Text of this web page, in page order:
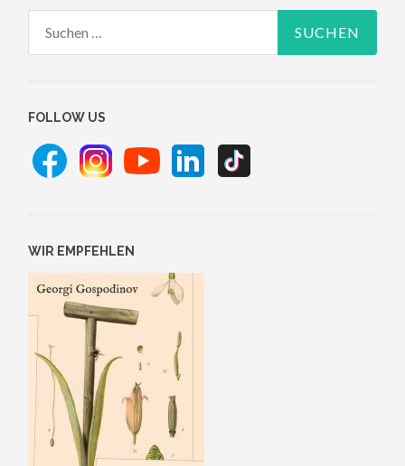
FOLLOW US
WIR EMPFEHLEN